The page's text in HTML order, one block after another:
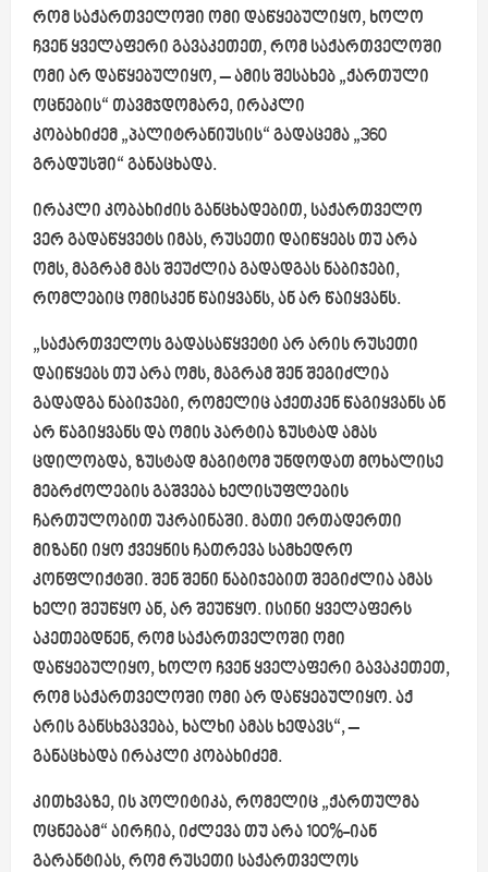
რომ საქართველოში ომი დაწყებულიყო, ხოლო
ჩვენ ყველაფერი გავაკეთეთ, რომ საქართველოში
ომი არ დაწყებულიყო, – ამის შესახებ „ქართული
ოცნების“ თავმჯდომარე, ირაკლი
კობახიძემ „პალიტრანიუსის“ გადაცემა „360
გრადუსში“ განაცხადა.
ირაკლი კობახიძის განცხადებით, საქართველო
ვერ გადაწყვეტს იმას, რუსეთი დაიწყებს თუ არა
ომს, მაგრამ მას შეუძლია გადადგას ნაბიჯები,
რომლებიც ომისკენ წაიყვანს, ან არ წაიყვანს.
„საქართველოს გადასაწყვეტი არ არის რუსეთი
დაიწყებს თუ არა ომს, მაგრამ შენ შეგიძლია
გადადგა ნაბიჯები, რომელიც აქეთკენ წაგიყვანს ან
არ წაგიყვანს და ომის პარტია ზუსტად ამას
ცდილობდა, ზუსტად მაგიტომ უნდოდათ მოხალისე
მებრძოლების გაშვება ხელისუფლების
ჩართულობით უკრაინაში. მათი ერთადერთი
მიზანი იყო ქვეყნის ჩათრევა სამხედრო
კონფლიქტში. შენ შენი ნაბიჯებით შეგიძლია ამას
ხელი შეუწყო ან, არ შეუწყო. ისინი ყველაფერს
აკეთებდნენ, რომ საქართველოში ომი
დაწყებულიყო, ხოლო ჩვენ ყველაფერი გავაკეთეთ,
რომ საქართველოში ომი არ დაწყებულიყო. აქ
არის განსხვავება, ხალხი ამას ხედავს“,–
განაცხადა ირაკლი კობახიძემ.
კითხვაზე, ის პოლიტიკა, რომელიც „ქართულმა
ოცნებამ“ აირჩია, იძლევა თუ არა 100%-იან
გარანტიას, რომ რუსეთი საქართველოს